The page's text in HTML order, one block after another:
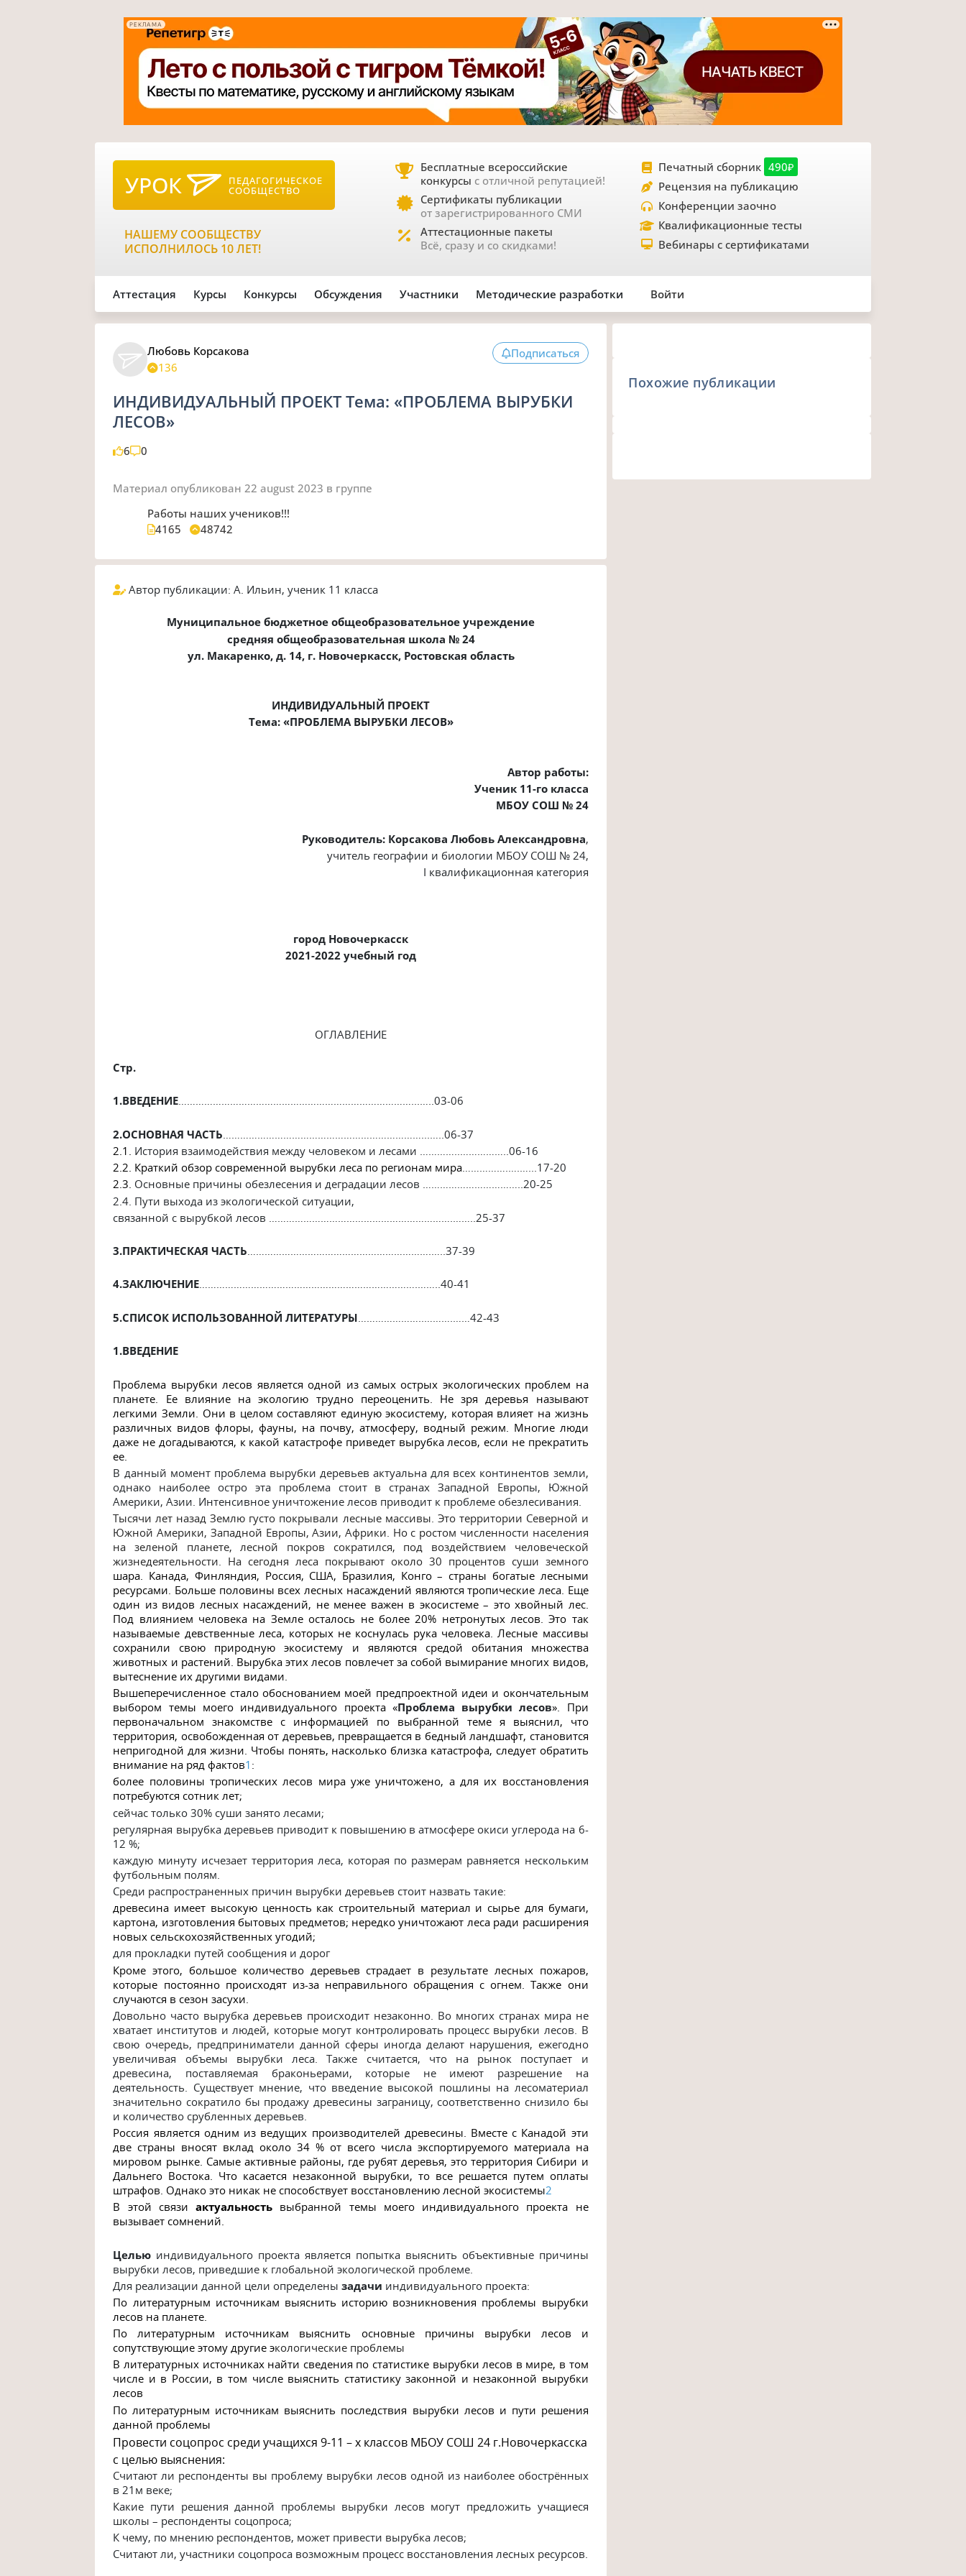
РЕКЛАМА
УРОК ПЕДАГОГИЧЕСКОЕ
СООБЩЕСТВО
НАШЕМУ СООБЩЕСТВУ
ИСПОЛНИЛОСЬ 10 ЛЕТ!
Бесплатные всероссийские
конкурсы с отличной репутацией!
Сертификаты публикации
от зарегистрированного СМИ
Аттестационные пакеты
Всё, сразу и со скидками!
Печатный сборник 490₽
Рецензия на публикацию
Конференции заочно
Квалификационные тесты
Вебинары с сертификатами
Аттестация Курсы Конкурсы Обсуждения Участники Методические разработки Войти
Любовь Корсакова
136
Подписаться
ИНДИВИДУАЛЬНЫЙ ПРОЕКТ Тема: «ПРОБЛЕМА ВЫРУБКИ
ЛЕСОВ»
6 0
Материал опубликован 22 august 2023 в группе
Работы наших учеников!!!
4165
48742
Автор публикации: А. Ильин, ученик 11 класса
Муниципальное бюджетное общеобразовательное учреждение
средняя общеобразовательная школа № 24
ул. Макаренко, д. 14, г. Новочеркасск, Ростовская область
ИНДИВИДУАЛЬНЫЙ ПРОЕКТ
Тема: «ПРОБЛЕМА ВЫРУБКИ ЛЕСОВ»
Автор работы:
Ученик 11-го класса
МБОУ СОШ № 24
Руководитель: Корсакова Любовь Александровна,
учитель географии и биологии МБОУ СОШ № 24,
I квалификационная категория
город Новочеркасск
2021-2022 учебный год
ОГЛАВЛЕНИЕ
Стр.
1.ВВЕДЕНИЕ………………………………………………………………………...…..03-06
2.ОСНОВНАЯ ЧАСТЬ ……………………………………………………………...…..06-37
2.1. История взаимодействия между человеком и лесами …………..……………..06-16
2.2. Краткий обзор современной вырубки леса по регионам мира…………….….…...17-20
2.3. Основные причины обезлесения и деградации лесов ……………………………..20-25
2.4. Пути выхода из экологической ситуации,
связанной с вырубкой лесов ……………………………………………………….……..25-37
3.ПРАКТИЧЕСКАЯ ЧАСТЬ……………………………………………………….…..37-39
4.ЗАКЛЮЧЕНИЕ………………………………………………………………….……..40-41
5.СПИСОК ИСПОЛЬЗОВАННОЙ ЛИТЕРАТУРЫ …………………..……….……42-43
1.ВВЕДЕНИЕ
Проблема вырубки лесов является одной из самых острых экологических проблем на
планете . Ее влияние наэкологию трудно переоценить. Не зря деревья называют
легкими Земли . Они в целом составляют единую экосистему, которая влияет на жизнь
различных видовфлоры,фауны, на почву, атмосферу, водный режим. Многие люди
даже не догадываются, к какой катастрофе приведет вырубка лесов, если не прекратить
ее.
В данный момент проблема вырубки деревьев актуальна для всех континентов земли,
однако наиболее остро эта проблема стоит в странах Западной Европы, Южной
Америки, Азии. Интенсивное уничтожение лесов приводит к проблеме обезлесивания.
Тысячи лет назад Землю густо покрывали лесные массивы. Это территории Северной и
Южной Америки, Западной Европы, Азии, Африки. Но с ростом численности населения
на зеленой планете, лесной покров сократился, под воздействием человеческой
жизнедеятельности. На сегодня леса покрывают около 30 процентов суши земного
шара. Канада, Финляндия, Россия, США, Бразилия, Конго – страны богатые лесными
ресурсами. Больше половины всех лесных насаждений являются тропические леса. Еще
один из видов лесных насаждений, не менее важен в экосистеме – это хвойный лес.
Под влиянием человека на Земле осталось не более 20% нетронутых лесов. Это так
называемые девственные леса, которых не коснулась рука человека. Лесные массивы
сохранили свою природную экосистему и являются средой обитания множества
животных и растений. Вырубка этих лесов повлечет за собой вымирание многих видов,
вытеснение их другими видами.
Вышеперечисленное стало обоснованием моей предпроектной идеи и окончательным
выбором темы моего индивидуального проекта «Проблема вырубки лесов». При
первоначальном знакомстве с информацией по выбранной теме я выяснил, что
территория, освобожденная от деревьев, превращается в бедный ландшафт, становится
непригодной для жизни. Чтобы понять, насколько близка катастрофа, следует обратить
внимание на ряд фактов1 :
более половинытропических лесов мирауже уничтожено, а для их восстановления
потребуются сотник лет;
сейчас только 30% суши занято лесами;
регулярная вырубка деревьев приводит к повышению в атмосфере окиси углерода на 6-
12 %;
каждую минуту исчезает территория леса, которая по размерам равняется нескольким
футбольным полям.
Среди распространенных причин вырубки деревьев стоит назвать такие:
древесина имеет высокую ценность как строительный материал и сырье для бумаги,
картона, изготовления бытовых предметов; нередко уничтожают леса ради расширения
новых сельскохозяйственных угодий;
для прокладки путей сообщения и дорог
Кроме этого, большое количество деревьев страдает в результате лесных пожаров,
которые постоянно происходят из-за неправильного обращения с огнем. Также они
случаются в сезон засухи.
Довольно часто вырубка деревьев происходит незаконно. Во многих странах мира не
хватает институтов и людей, которые могут контролировать процесс вырубки лесов. В
свою очередь, предприниматели данной сферы иногда делают нарушения, ежегодно
увеличивая объемы вырубки леса. Также считается, что на рынок поступает и
древесина, поставляемая браконьерами, которые не имеют разрешение на
деятельность. Существует мнение, что введение высокой пошлины на лесоматериал
значительно сократило бы продажу древесины заграницу, соответственно снизило бы
и количество срубленных деревьев.
Россия является одним из ведущих производителей древесины. Вместе с Канадой эти
две страны вносят вклад около 34 % от всего числа экспортируемого материала на
мировом рынке. Самые активные районы, где рубят деревья, это территория Сибири и
Дальнего Востока. Что касается незаконной вырубки, то все решается путем оплаты
штрафов. Однако это никак не способствует восстановлению лесной экосистемы2
В этой связиактуальность выбранной темы моего индивидуального проекта не
вызывает сомнений.
Целью индивидуального проекта является попытка выяснить объективные причины
вырубки лесов, приведшие к глобальной экологической проблеме.
Для реализации данной цели определенызадачи индивидуального проекта:
По литературным источникам выяснить историю возникновения проблемы вырубки
лесов на планете.
По литературным источникам выяснить основные причины вырубки лесов и
сопутствующие этому другие экологические проблемы
Влитературных источниках найти сведения по статистике вырубки лесов в мире, в том
числе и в России, в том числе выяснить статистику законной и незаконной вырубки
лесов
По литературным источникам выяснить последствия вырубки лесов и пути решения
данной проблемы
Провести соцопрос среди учащихся 9-11 – х классов МБОУ СОШ 24 г.Новочеркасска
с целью выяснения:
Считают ли респонденты вы проблему вырубки лесов одной из наиболее обострённых
в 21м веке;
Какие пути решения данной проблемы вырубки лесов могут предложить учащиеся
школы – респонденты соцопроса;
К чему, по мнению респондентов, может привести вырубка лесов;
Считают ли, участники соцопроса возможным процесс восстановления лесных ресурсов.
Похожие публикации